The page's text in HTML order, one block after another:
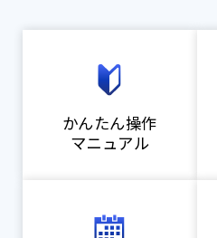
かんたん操作
マニュアル